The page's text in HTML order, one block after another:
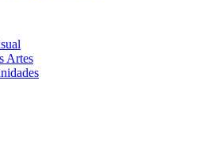
Artes